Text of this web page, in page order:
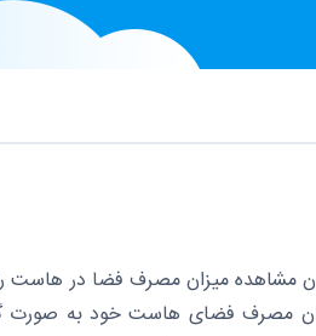
مشاهده میزان مصرف فضا در هاست
مصرف فضای هاست خود به صورت